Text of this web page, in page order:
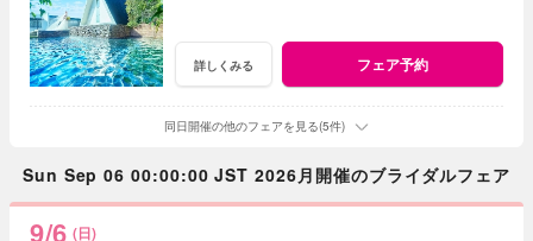
詳しくみる フェア予約
同日開催の他のフェアを見る(5件)
Sun Sep 06 00:00:00 JST 2026月開催のブライダルフェア
9/6 (日)